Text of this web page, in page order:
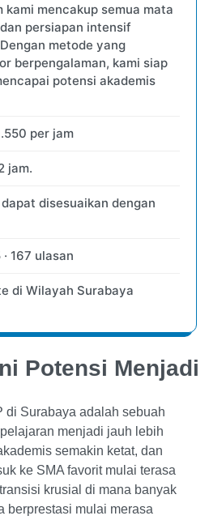
kami mencakup semua mata
persiapan intensif
metode yang
berpengalaman, kami siap
potensi akademis
per jam
jam.
disesuaikan dengan
167 ulasan
di Wilayah Surabaya
Potensi Menjadi
di Surabaya adalah sebuah
menjadi jauh lebih
semakin ketat, dan
ke SMA favorit mulai terasa
krusial di mana banyak
berprestasi mulai merasa